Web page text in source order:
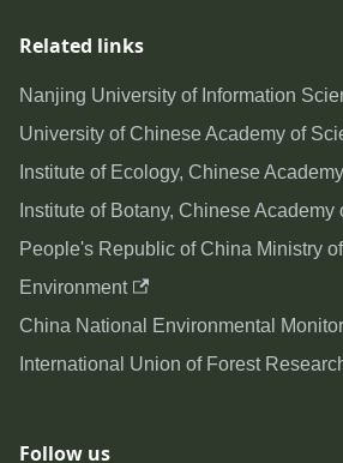
Related links
Nanjing University of Information
University of Chinese Academy of
Institute of Ecology, Chinese
Institute of Botany, Chinese Academy
People's Republic of China Ministry
Environment
China National Environmental
International Union of Forest
Follow us